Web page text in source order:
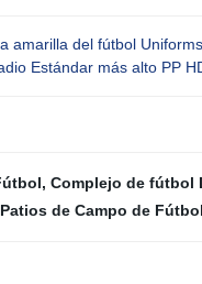
amarilla del fútbol
Estándar más alto PP
, Complejo de fútbol
Patios de Campo de